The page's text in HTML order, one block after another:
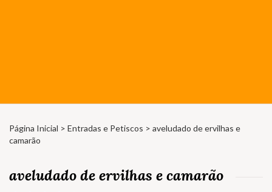
Página Inicial > Entradas e Petiscos > aveludado de ervilhas e
camarão
aveludado de ervilhas e camarão